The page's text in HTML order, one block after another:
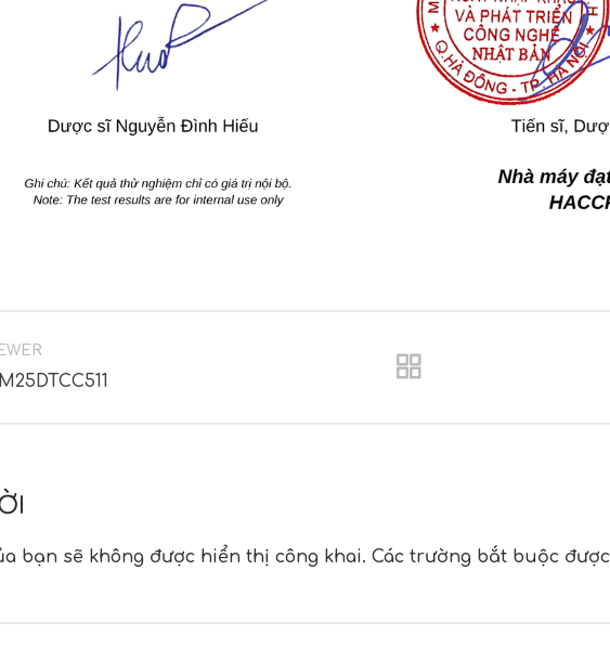
bạn sẽ không được hiển thị công khai. Các trường bắt buộc